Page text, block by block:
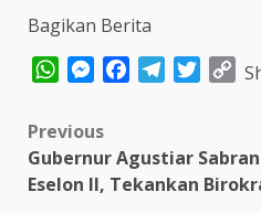
Bagikan Berita
WhatsAppMessenger
FacebookTelegram
Twitter
Post
navigation
Previous
Gubernur Agustiar
Eselon II, Tekankan